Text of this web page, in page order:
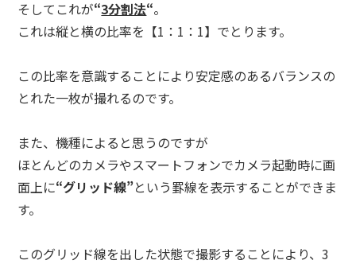
そしてこれが“3分割法“。
これは縦と横の比率を【1：1：1】でとります。
この比率を意識することにより安定感のあるバランスの
とれた一枚が撮れるのです。
また、機種によると思うのですが
ほとんどのカメラやスマートフォンでカメラ起動時に画
面上に“グリッド線”という罫線を表示することができま
す。
このグリッド線を出した状態で撮影することにより、3